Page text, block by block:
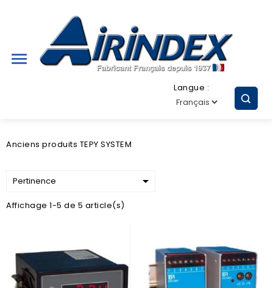

Langue :
Anciens produits TEPY SYSTEM
Pertinence 
Affichage 1-5 de 5 article(s)